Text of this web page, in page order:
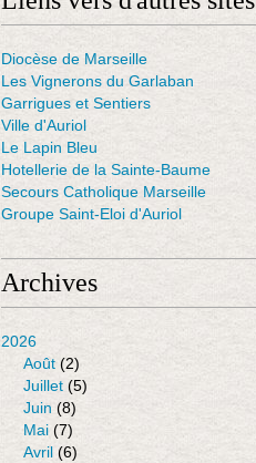
Diocèse de Marseille
Les Vignerons du Garlaban
Garrigues et Sentiers
Ville d'Auriol
Le Lapin Bleu
Hotellerie de la Sainte-Baume
Secours Catholique Marseille
Groupe Saint-Eloi d'Auriol
Archives
2026
Août (2)
Juillet (5)
Juin (8)
Mai (7)
Avril (6)